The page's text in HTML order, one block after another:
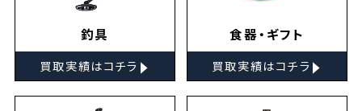
釣具
買取実績はコチラ ▸
食器・ギフト
買取実績はコチラ ▸